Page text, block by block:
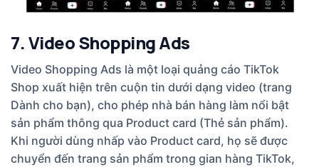
7. Video Shopping Ads
Video Shopping Ads là một loại quảng cáo TikTok
Shop xuất hiện trên cuộn tin dưới dạng video (trang
Dành cho bạn), cho phép nhà bán hàng làm nổi bật
sản phẩm thông qua Product card (Thẻ sản phẩm).
Khi người dùng nhấp vào Product card, họ sẽ được
chuyển đến trang sản phẩm trong gian hàng TikTok,